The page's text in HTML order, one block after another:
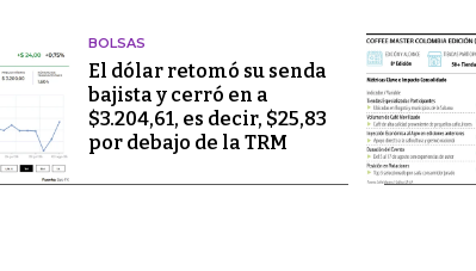
BOLSAS
El dólar retomó su senda
bajista y cerró en a
$3.204,61, es decir, $25,83
por debajo de la TRM